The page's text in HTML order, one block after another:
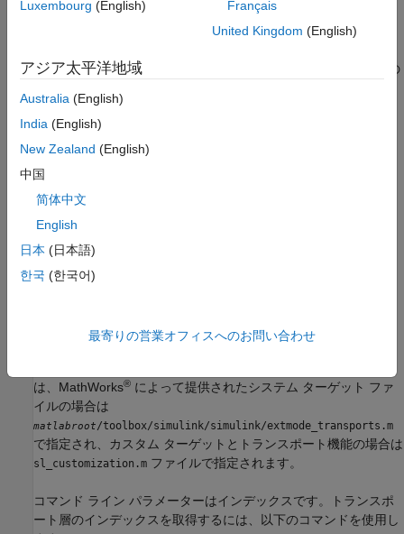
ext_serial_win32_comm に設定されます。
TCP/IP トランスポート層で XCP プロトコルを使用します。この
ext_xcpに設定されます。
XCP on Serial
のパラメーターを選択すると
ext_xcpに設定されます。
カスタム トランスポート層を使用します。
[コンフィギュレーション パラメーター] ダイアログ ボックス
は、MathWorks® によって提供されたシステム ターゲット ファ
イルの場合は
matlabroot/toolbox/simulink/simulink/extmode_transports.m
で指定され、カスタム ターゲットとトランスポート機能の場合は
sl_customization.m ファイルで指定されます。
コマンド ライン パラメーターはインデックスです。トランスポ
ート層のインデックスを取得するには、以下のコマンドを使用し
Luxembourg (English)
Français
United Kingdom (English)
アジア太平洋地域
Australia (English)
India (English)
New Zealand (English)
中国
简体中文
English
日本 (日本語)
한국 (한국어)
最寄りの営業オフィスへのお問い合わせ